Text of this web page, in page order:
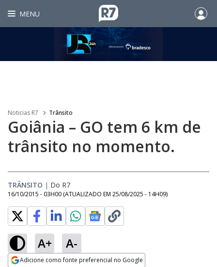
MENU
Noticias R7 Trânsito
Goiânia – GO tem 6 km de
trânsito no momento.
TRÂNSITO | Do R7
16/10/2015 - 03H00 (ATUALIZADO EM 25/08/2025 - 14H09)
A+ A-
Adicione como fonte preferencial no Google